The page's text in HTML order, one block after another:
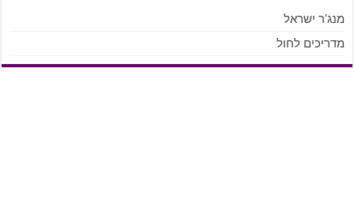
מנג'ר ישראל
מדריכים לחול